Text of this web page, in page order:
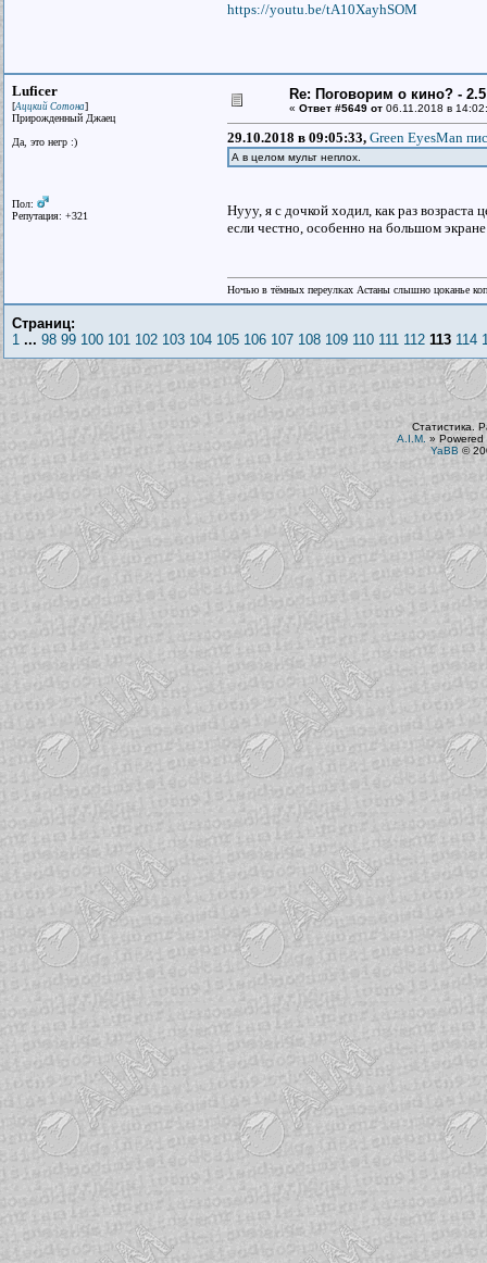
https://youtu.be/tA10XayhSOM
Luficer
[Аццкий Сотона]
Прирожденный Джаец
Да, это негр :)
Пол:
Репутация: +321
Re: Поговорим о кино? - 2.5
« Ответ #5649 от 06.11.2018 в
29.10.2018 в 09:05:33, Green EyesMan
А в целом мульт неплох.
Нууу, я с дочкой ходил, как раз
если честно, особенно на большом
Ночью в тёмных переулках Астаны слышно цоканье
Страниц:
1 ... 98 99 100 101 102 103 104 105 106 107 108 109 110 111 112 113 114
Статистика.
A.I.M. » Powered
YaBB ©